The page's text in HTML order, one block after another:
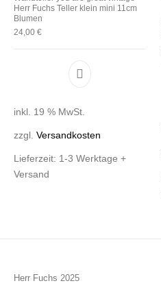
Herr Fuchs Teller klein mini 11cm
Blumen
24,00€
inkl. 19 % MwSt.
zzgl.Versandkosten
Lieferzeit: 1-3 Werktage +
Versand
Herr Fuchs 2025